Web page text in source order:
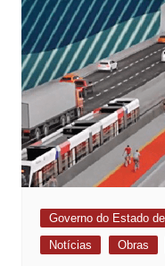
Governo do Estado
Notícias
Obras